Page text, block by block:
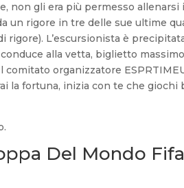
non gli era più permesso
un rigore in tre delle sue ultime
L’escursionista è
alla vetta, biglietto
organizzatore
fortuna, inizia con te che giochi
Del Mondo Fifa